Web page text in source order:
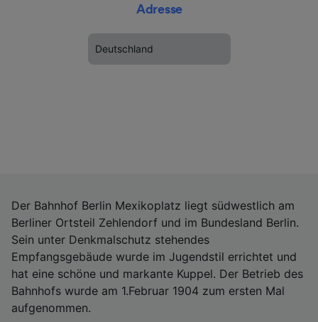
Adresse
Deutschland
Der Bahnhof Berlin Mexikoplatz liegt südwestlich am
Berliner Ortsteil Zehlendorf und im Bundesland Berlin.
Sein unter Denkmalschutz stehendes
Empfangsgebäude wurde im Jugendstil errichtet und
hat eine schöne und markante Kuppel. Der Betrieb des
Bahnhofs wurde am 1.Februar 1904 zum ersten Mal
aufgenommen.